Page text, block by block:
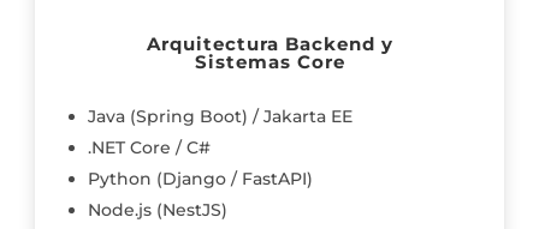
Arquitectura Backend y
Sistemas Core
Java (Spring Boot) / Jakarta EE
.NET Core / C#
Python (Django / FastAPI)
Node.js (NestJS)